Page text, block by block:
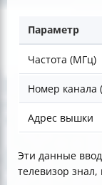
Параметр
Частота (МГц)
Номер канала
Адрес вышки
Эти данные
телевизор знал,